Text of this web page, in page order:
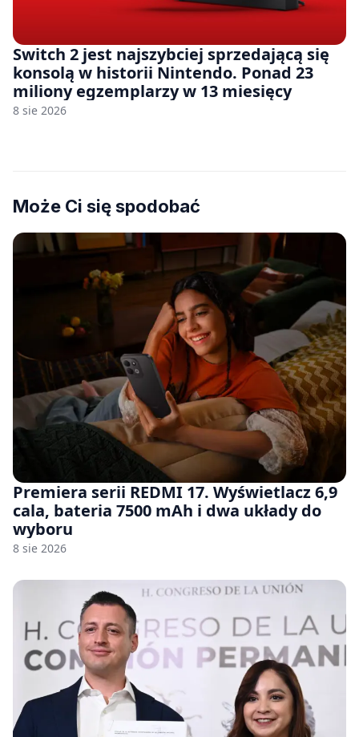
Switch 2 jest najszybciej sprzedającą się
konsolą w historii Nintendo. Ponad 23
miliony egzemplarzy w 13 miesięcy
8 sie 2026
Może Ci się spodobać
Premiera serii REDMI 17. Wyświetlacz 6,9
cala, bateria 7500 mAh i dwa układy do
wyboru
8 sie 2026